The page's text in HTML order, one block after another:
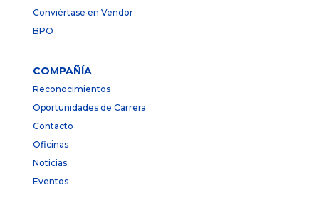
Conviértase en Vendor
BPO
COMPAÑÍA
Reconocimientos
Oportunidades de Carrera
Contacto
Oficinas
Noticias
Eventos